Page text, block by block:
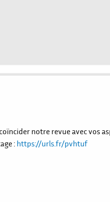
notre revue avec vos
: https://urls.fr/pvhtuf